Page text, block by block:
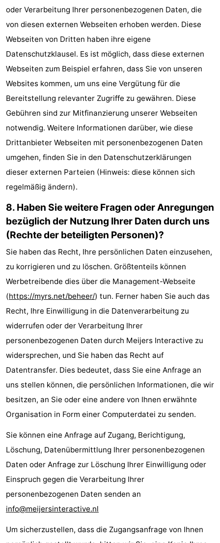
oder Verarbeitung Ihrer personenbezogenen Daten, die
von diesen externen Webseiten erhoben werden. Diese
Webseiten von Dritten haben ihre eigene
Datenschutzklausel. Es ist möglich, dass diese externen
Webseiten zum Beispiel erfahren, dass Sie von unseren
Websites kommen, um uns eine Vergütung für die
Bereitstellung relevanter Zugriffe zu gewähren. Diese
Gebühren sind zur Mitfinanzierung unserer Webseiten
notwendig. Weitere Informationen darüber, wie diese
Drittanbieter Webseiten mit personenbezogenen Daten
umgehen, finden Sie in den Datenschutzerklärungen
dieser externen Parteien (Hinweis: diese können sich
regelmäßig ändern).
8. Haben Sie weitere Fragen oder Anregungen
bezüglich der Nutzung Ihrer Daten durch uns
(Rechte der beteiligten Personen)?
Sie haben das Recht, Ihre persönlichen Daten einzusehen,
zu korrigieren und zu löschen. Größtenteils können
Werbetreibende dies über die Management-Webseite
(https://myrs.net/beheer/) tun. Ferner haben Sie auch das
Recht, Ihre Einwilligung in die Datenverarbeitung zu
widerrufen oder der Verarbeitung Ihrer
personenbezogenen Daten durch Meijers Interactive zu
widersprechen, und Sie haben das Recht auf
Datentransfer. Dies bedeutet, dass Sie eine Anfrage an
uns stellen können, die persönlichen Informationen, die wir
besitzen, an Sie oder eine andere von Ihnen erwähnte
Organisation in Form einer Computerdatei zu senden.
Sie können eine Anfrage auf Zugang, Berichtigung,
Löschung, Datenübermittlung Ihrer personenbezogenen
Daten oder Anfrage zur Löschung Ihrer Einwilligung oder
Einspruch gegen die Verarbeitung Ihrer
personenbezogenen Daten senden an
info@meijersinteractive.nl
Um sicherzustellen, dass die Zugangsanfrage von Ihnen